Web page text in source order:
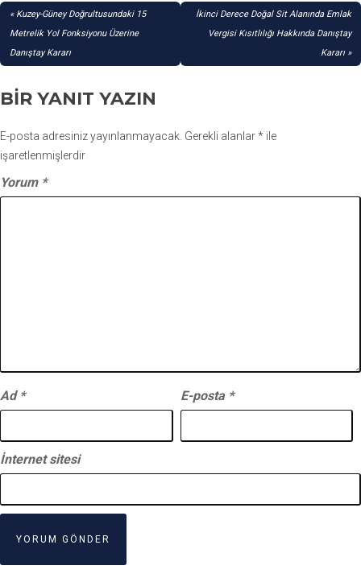
YAZI
GEZINMESI
Kuzey-Güney Doğrultusundaki 15
Metrelik Yol Fonksiyonu Üzerine
Danıştay Kararı
İkinci Derece Doğal Sit Alanında Emlak
Vergisi Kısıtlılığı Hakkında Danıştay
Kararı
BIR YANIT YAZIN
E-posta adresiniz yayınlanmayacak. Gerekli alanlar* ile
işaretlenmişlerdir
Yorum *
Ad * E-posta *
İnternet sitesi